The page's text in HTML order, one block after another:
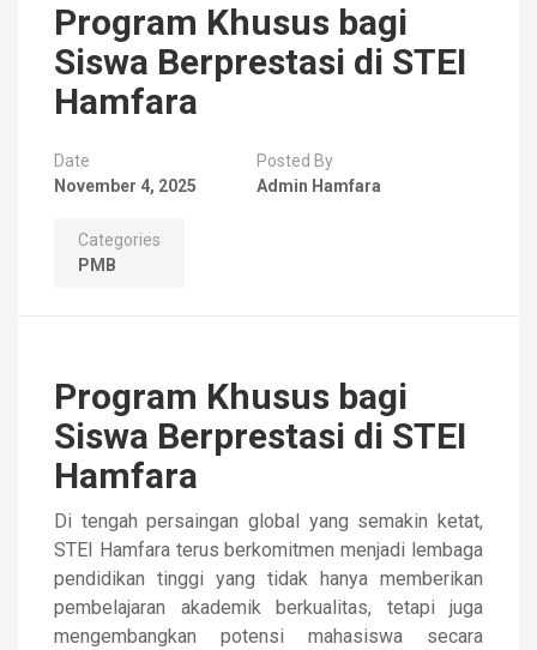
Program Khusus bagi
Siswa Berprestasi di STEI
Hamfara
Date
November 4, 2025
Posted By
Admin Hamfara
Categories
PMB
Program Khusus bagi
Siswa Berprestasi di STEI
Hamfara
Di tengah persaingan global yang semakin ketat,
STEI Hamfara terus berkomitmen menjadi lembaga
pendidikan tinggi yang tidak hanya memberikan
pembelajaran akademik berkualitas, tetapi juga
mengembangkan potensi mahasiswa secara